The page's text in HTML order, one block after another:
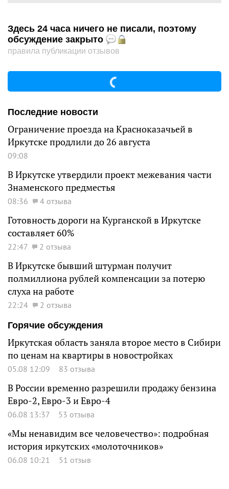
Здесь 24 часа ничего не писали, поэтому
обсуждение закрыто
правила публикации отзывов
Последние новости
Ограничение проезда на Красноказачьей в
Иркутске продлили до 26 августа
09:08
В Иркутске утвердили проект межевания части
Знаменского предместья
08:36 4 отзыва
Готовность дороги на Курганской в Иркутске
составляет 60%
22:47 2 отзыва
В Иркутске бывший штурман получит
полмиллиона рублей компенсации за потерю
слуха на работе
22:24
2 отзыва
Горячие обсуждения
Иркутская область заняла второе место в Сибири
по ценам на квартиры в новостройках
05.08 12:09 83 отзыва
В России временно разрешили продажу бензина
Евро-2, Евро-3 и Евро-4
06.08 13:37 53 отзыва
«Мы ненавидим все человечество»: подробная
история иркутских «молоточников»
06.08 10:21 51 отзыв